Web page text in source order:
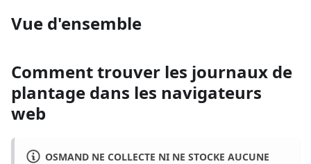
Vue d'ensemble
Comment trouver les journaux de
plantage dans les navigateurs
web
OSMAND NE COLLECTE NI NE STOCKE AUCUNE